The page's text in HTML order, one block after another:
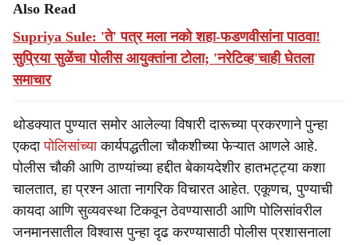
Also Read
Supriya Sule: 'ते' पत्र मला नको शहा-फडणवीसांना पाठवा!
सुप्रिया सुळेंचा पोलीस आयुक्तांना टोला; 'नरेटिव्ह'चाही घेतला
समाचार
थोडक्यात पुण्यात समोर आलेल्या विषारी दारूच्या प्रकरणाने पुन्हा
एकदापोलिसांच्याकार्यपद्धतीला चौकशीच्या फेऱ्यात आणले आहे.
पोलीस चौकी आणि ठाण्यांच्या हद्दीत बेकायदेशीर हातभट्ट्या कशा
चालतात, हा प्रश्न आता नागरिक विचारत आहेत. एकूणच, पुण्याची
कायदा आणि सुव्यवस्था टिकवून ठेवण्यासाठी आणि पोलिसांवरील
जनमानसातील विश्वास पुन्हा दृढ करण्यासाठी पोलीस प्रशासनाला